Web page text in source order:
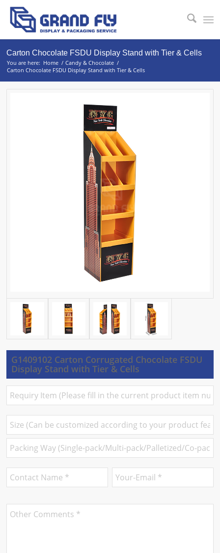
Carton Chocolate FSDU Display Stand with Tier & Cells
You are here: Home / Candy & Chocolate /
Carton Chocolate FSDU Display Stand with Tier & Cells
G1409102 Carton Corrugated Chocolate FSDU
Display Stand with Tier & Cells